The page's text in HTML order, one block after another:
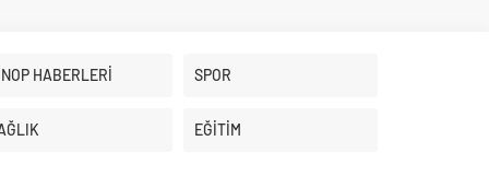
HABERLERİ SPOR
EĞİTİM